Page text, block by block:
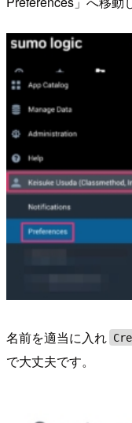
名前を適当に入れ
で大丈夫です。